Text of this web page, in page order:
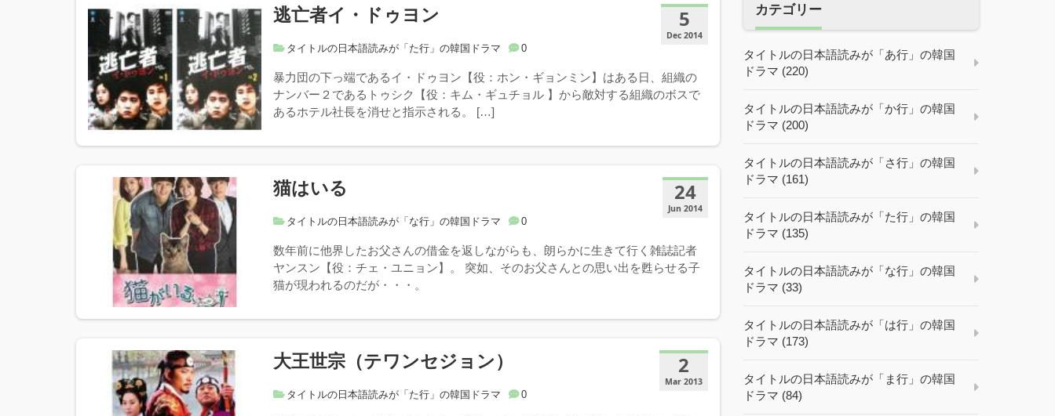
5
Dec 2014
逃亡者イ・ドゥヨン
タイトルの日本語読みが「た行」の韓国ドラマ 0
暴力団の下っ端であるイ・ドゥヨン【役：ホン・ギョンミン】はある日、組織の
ナンバー２であるトゥシク【役：キム・ギュチョル 】から敵対する組織のボスで
あるホテル社長を消せと指示される。 […]
24
Jun 2014
猫はいる
タイトルの日本語読みが「な行」の韓国ドラマ 0
数年前に他界したお父さんの借金を返しながらも、朗らかに生きて行く雑誌記者
ヤンスン【役：チェ・ユニョン】。 突如、そのお父さんとの思い出を甦らせる子
猫が現われるのだが・・・。
2
Mar 2013
大王世宗（テワンセジョン）
タイトルの日本語読みが「た行」の韓国ドラマ 0
カテゴリー
タイトルの日本語読みが「あ行」の韓国
ドラマ (220)
タイトルの日本語読みが「か行」の韓国
ドラマ (200)
タイトルの日本語読みが「さ行」の韓国
ドラマ (161)
タイトルの日本語読みが「た行」の韓国
ドラマ (135)
タイトルの日本語読みが「な行」の韓国
ドラマ (33)
タイトルの日本語読みが「は行」の韓国
ドラマ (173)
タイトルの日本語読みが「ま行」の韓国
ドラマ (84)